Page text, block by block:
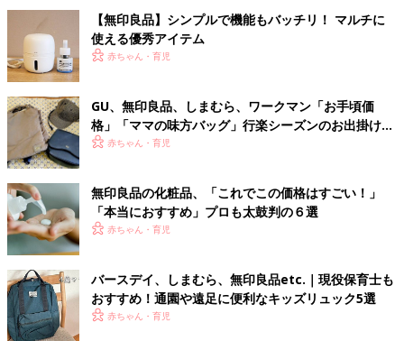
【無印良品】シンプルで機能もバッチリ！ マルチに
使える優秀アイテム
赤ちゃん・育児
GU、無印良品、しまむら、ワークマン「お手頃価
格」「ママの味方バッグ」行楽シーズンのお出掛け
に！おすすめの大人リュック5選
赤ちゃん・育児
無印良品の化粧品、「これでこの価格はすごい！」
「本当におすすめ」プロも太鼓判の６選
赤ちゃん・育児
バースデイ、しまむら、無印良品etc.｜現役保育士も
おすすめ！通園や遠足に便利なキッズリュック5選
赤ちゃん・育児